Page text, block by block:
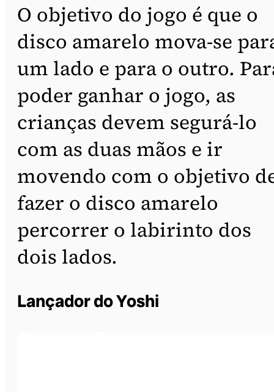
O objetivo do jogo é que o
disco amarelo mova-se
um lado e para o outro.
poder ganhar o jogo, as
crianças devem segurá-lo
com as duas mãos e ir
movendo com o objetivo
fazer o disco amarelo
percorrer o labirinto dos
dois lados.
Lançador do Yoshi